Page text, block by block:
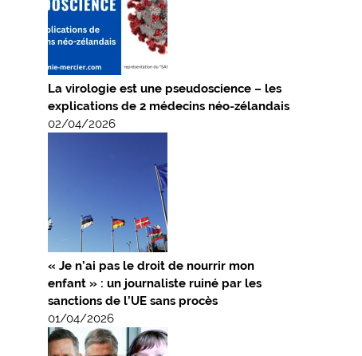
La virologie est une pseudoscience – les
explications de 2 médecins néo-zélandais
02/04/2026
« Je n’ai pas le droit de nourrir mon
enfant » : un journaliste ruiné par les
sanctions de l’UE sans procès
01/04/2026